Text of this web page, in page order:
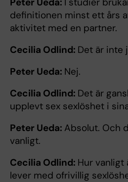
definitionen minst ett års
aktivitet med en partner.
Cecilia Odlind: Det är inte
Peter Ueda: Nej.
Cecilia Odlind: Det är
upplevt sex sexlöshet i
Peter Ueda: Absolut. Och
vanligt.
Cecilia Odlind: Hur
lever med ofrivillig